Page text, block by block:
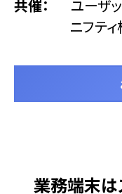
共催
ユーザ
ニフテ
業務端末は